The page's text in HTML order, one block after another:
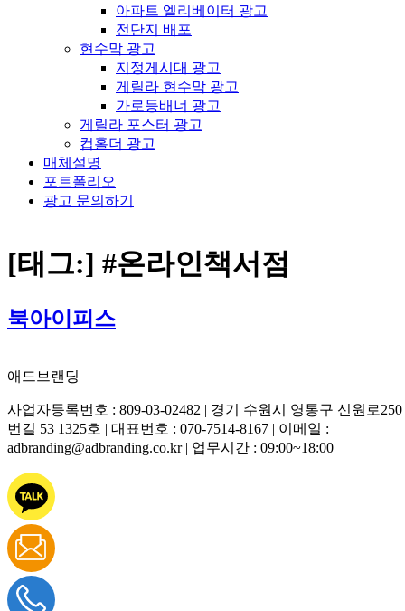
아파트 엘리베이터 광고
전단지 배포
현수막 광고
지정게시대 광고
게릴라 현수막 광고
가로등배너 광고
게릴라 포스터 광고
컵홀더 광고
매체설명
포트폴리오
광고 문의하기
대학교 포스터 광고
대학교 현수막 광고
아파트 광고
아파트 게시판 광고
현수막 광고
지정게시대 광고
게릴라 현수막 광고
가로등배너 광고
게릴라 포스터 광고
컵홀더 광고
[태그:] #온라인책서점
북아이피스
애드브랜딩
사업자등록번호 : 809-03-02482 | 경기 수원시 영통구 신원로250
번길 53 1325호 | 대표번호 : 070-7514-8167 | 이메일 :
adbranding@adbranding.co.kr | 업무시간 : 09:00~18:00